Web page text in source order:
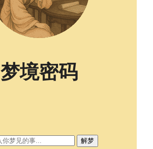
梦境密码
解梦